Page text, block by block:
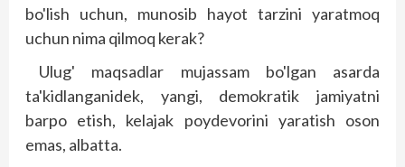
bo'lish uchun, munosib hayot tarzini yaratmoq
uchun nima qilmoq kerak?
Ulug' maqsadlar mujassam bo'lgan asarda
ta'kidlanganidek, yangi, demokratik jamiyatni
barpo etish, kelajak poydevorini yaratish oson
emas, albatta.